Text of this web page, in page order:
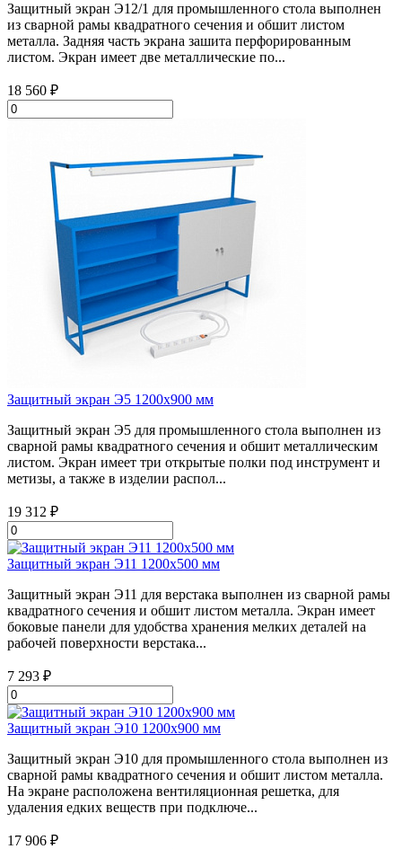
Защитный экран Э12/1 для промышленного стола выполнен
из сварной рамы квадратного сечения и обшит листом
металла. Задняя часть экрана зашита перфорированным
листом. Экран имеет две металлические по...
18 560 ₽
Защитный экран Э5 1200х900 мм
Защитный экран Э5 для промышленного стола выполнен из
сварной рамы квадратного сечения и обшит металлическим
листом. Экран имеет три открытые полки под инструмент и
метизы, а также в изделии распол...
19 312 ₽
Защитный экран Э11 1200х500 мм
Защитный экран Э11 для верстака выполнен из сварной рамы
квадратного сечения и обшит листом металла. Экран имеет
боковые панели для удобства хранения мелких деталей на
рабочей поверхности верстака...
7 293 ₽
Защитный экран Э10 1200х900 мм
Защитный экран Э10 для промышленного стола выполнен из
сварной рамы квадратного сечения и обшит листом металла.
На экране расположена вентиляционная решетка, для
удаления едких веществ при подключе...
17 906 ₽